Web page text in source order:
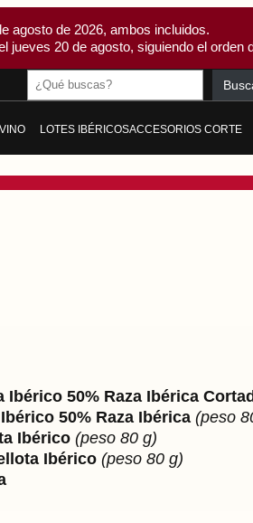
agosto de 2026, ambos incluidos.
20 de agosto, siguiendo el orden
Buscar
LOTES IBÉRICOSACCESORIOS CORTE
Ibérico 50% Raza Ibérica
50% Raza Ibérica (peso
Ibérico (peso 80 g)
Ibérico (peso 80 g)